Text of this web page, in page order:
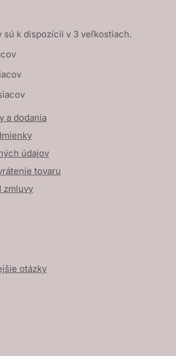
sú k dispozícii v 3 veľkostiach.
a dodania
údajov
tovaru
zmluvy
otázky